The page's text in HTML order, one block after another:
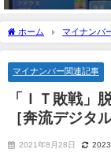
ホーム マイナンバ
に［奔流デジタル］＃変
マイナンバー関連記事
「ＩＴ敗戦」
［奔流デジタ
2021年8月28日 2023